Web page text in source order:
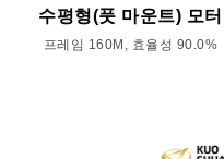
수평형(풋 마운트) 모터
프레임 160M, 효율성 90.0%